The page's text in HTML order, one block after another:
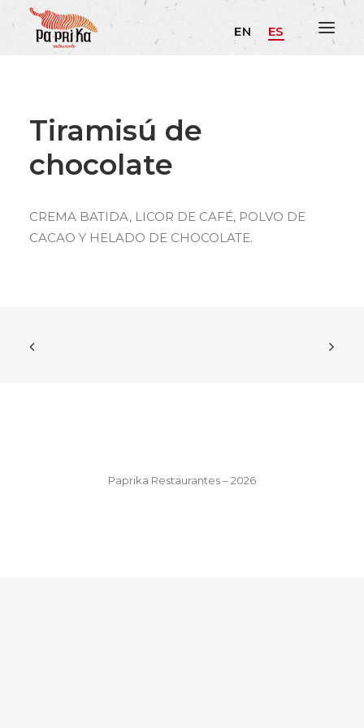
EN ES
Tiramisú de
chocolate
CREMA BATIDA, LICOR DE CAFÉ, POLVO DE
CACAO Y HELADO DE CHOCOLATE.
Paprika Restaurantes – 2026